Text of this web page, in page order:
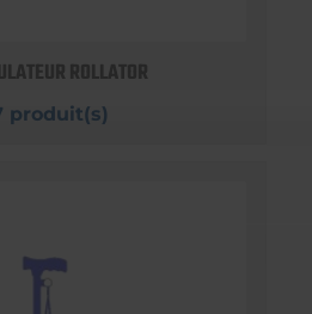
ROLLATOR
produit(s)